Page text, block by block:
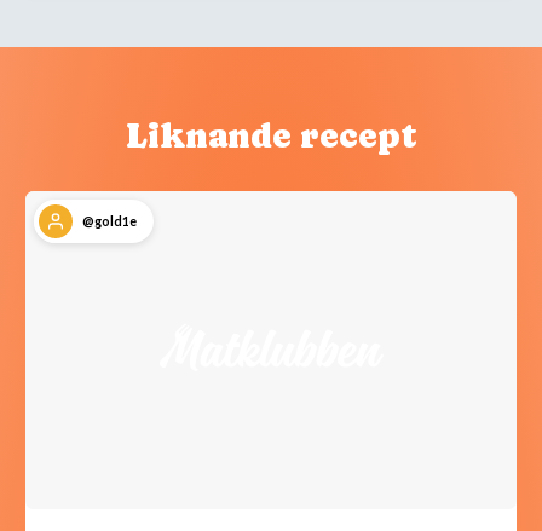
Liknande recept
@gold1e